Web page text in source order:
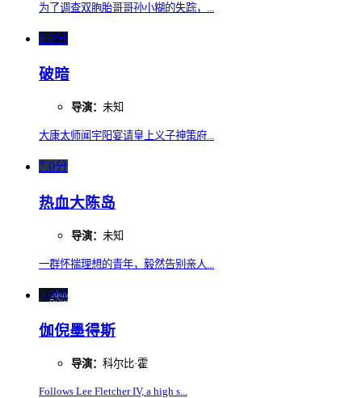
为了调查双胞胎哥哥孙小糊的失踪，...
1.0分
破暗
导演： 未知
大康太师闻宇阳宴请皇上义子神策府...
7.0分
热血大陈岛
导演： 未知
一群怀揣理想的青年，毅然告别亲人...
5.0分
伽倪墨得斯
导演： 科尔比·霍
Follows Lee Fletcher IV, a high s...